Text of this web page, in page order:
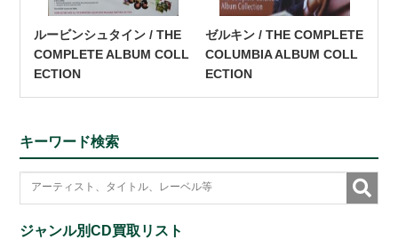
ルービンシュタイン / THE
COMPLETE ALBUM COLL
ECTION
ゼルキン / THE COMPLETE
COLUMBIA ALBUM COLL
ECTION
キーワード検索
ジャンル別CD買取リスト